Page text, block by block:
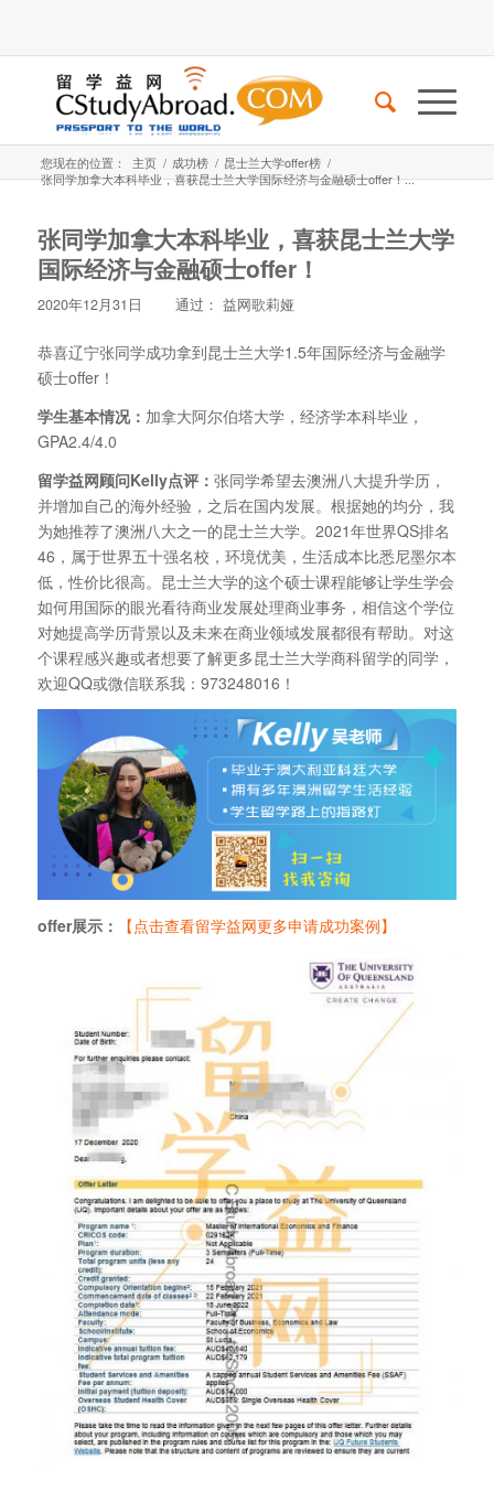
您现在的位置： 主页 / 成功榜 / 昆士兰大学offer榜 /
张同学加拿大本科毕业，喜获昆士兰大学国际经济与金融硕士offer！...
张同学加拿大本科毕业，喜获昆士兰大学
国际经济与金融硕士offer！
2020年12月31日 通过： 益网歌莉娅
恭喜辽宁张同学成功拿到昆士兰大学1.5年国际经济与金融学
硕士offer！
学生基本情况： 加拿大阿尔伯塔大学，经济学本科毕业，
GPA2.4/4.0
留学益网顾问Kelly点评： 张同学希望去澳洲八大提升学历，
并增加自己的海外经验，之后在国内发展。根据她的均分，我
为她推荐了澳洲八大之一的昆士兰大学。2021年世界QS排名
46，属于世界五十强名校，环境优美，生活成本比悉尼墨尔本
低，性价比很高。昆士兰大学的这个硕士课程能够让学生学会
如何用国际的眼光看待商业发展处理商业事务，相信这个学位
对她提高学历背景以及未来在商业领域发展都很有帮助。对这
个课程感兴趣或者想要了解更多昆士兰大学商科留学的同学，
欢迎QQ或微信联系我：973248016！
offer展示： 【点击查看留学益网更多申请成功案例】